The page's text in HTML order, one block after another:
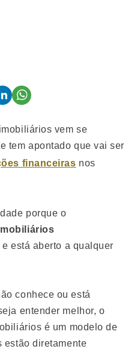
vem se
tem apontado que vai ser
financeiras nos
porque o
está aberto a qualquer
conhece ou está
entender melhor, o
é um modelo de
estão diretamente